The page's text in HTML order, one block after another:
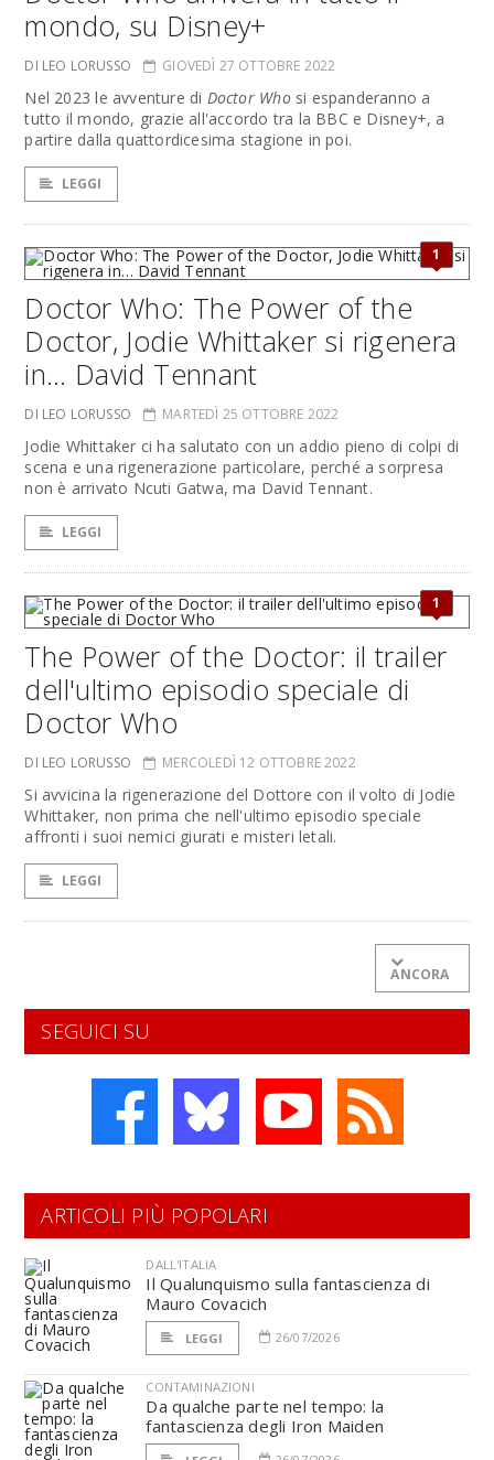
mondo, su Disney+
DI LEO LORUSSO GIOVEDÌ 27 OTTOBRE 2022
Nel 2023 le avventure di Doctor Whosi espanderanno a
tutto il mondo, grazie all'accordo tra la BBC e Disney+, a
partire dalla quattordicesima stagione in poi.
LEGGI
1
Doctor Who: The Power of the
Doctor, Jodie Whittaker si rigenera
in… David Tennant
DI LEO LORUSSO MARTEDÌ 25 OTTOBRE 2022
Jodie Whittaker ci ha salutato con un addio pieno di colpi di
scena e una rigenerazione particolare, perché a sorpresa
non è arrivato Ncuti Gatwa, ma David Tennant.
LEGGI
1
The Power of the Doctor: il trailer
dell'ultimo episodio speciale di
Doctor Who
DI LEO LORUSSO MERCOLEDÌ 12 OTTOBRE 2022
Si avvicina la rigenerazione del Dottore con il volto di Jodie
Whittaker, non prima che nell'ultimo episodio speciale
affronti i suoi nemici giurati e misteri letali.
LEGGI
ANCORA
SEGUICI SU
ARTICOLI PIÙ POPOLARI
DALL'ITALIA
Il Qualunquismo sulla fantascienza di
Mauro Covacich
LEGGI 26/07/2026
CONTAMINAZIONI
Da qualche parte nel tempo: la
fantascienza degli Iron Maiden